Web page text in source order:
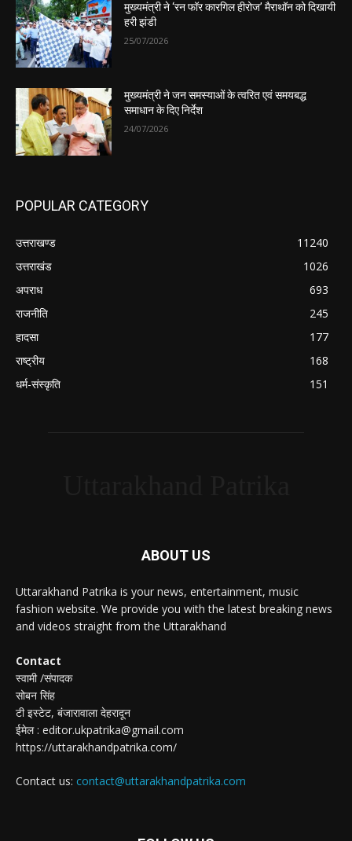
मुख्यमंत्री ने ‘रन फॉर कारगिल हीरोज’ मैराथॉन को दिखायी
हरी झंडी
25/07/2026
मुख्यमंत्री ने जन समस्याओं के त्वरित एवं समयबद्ध
समाधान के दिए निर्देश
24/07/2026
POPULAR CATEGORY
उत्तराखण्ड
11240
उत्तराखंड
1026
अपराध
693
राजनीति
245
हादसा
177
राष्ट्रीय
168
धर्म-संस्कृति
151
ABOUT US
Uttarakhand Patrika is your news, entertainment, music
fashion website. We provide you with the latest breaking news
and videos straight from the Uttarakhand
Contact
स्वामी /संपादक
सोबन सिंह
टी इस्टेट, बंजारावाला देहरादून
ईमेल : editor.ukpatrika@gmail.com
https://uttarakhandpatrika.com/
Contact us: contact@uttarakhandpatrika.com